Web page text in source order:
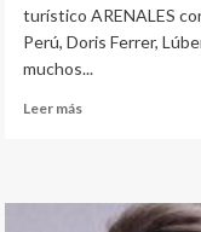
turístico ARENALES
Perú, Doris Ferrer,
muchos...
Leer másLeer
VOZ